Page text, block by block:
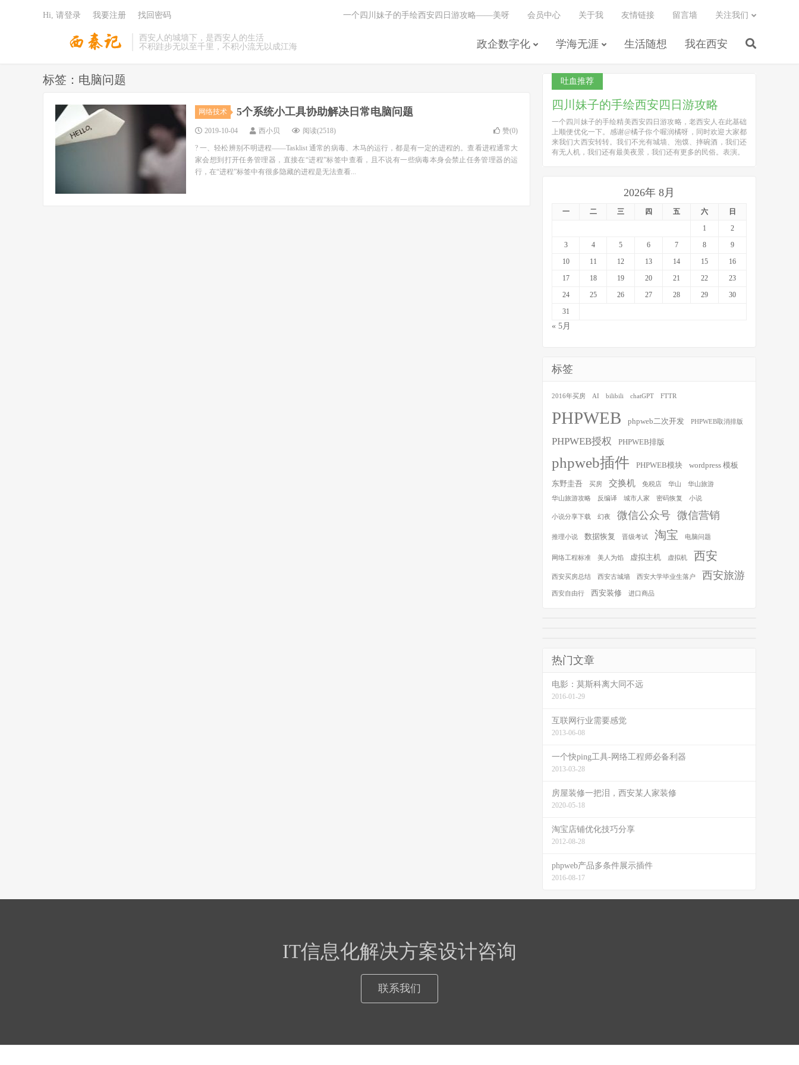
西安人的城墙下，是西安人的生活
不积跬步无以至千里，不积小流无以成江海
政企数字化 学海无涯 生活随想 我在西安
一个四川妹子的手绘西安四日游攻略——美呀 会员中心 关于我 友情链接 留言墙 关注我们
Hi, 请登录 我要注册 找回密码
标签：电脑问题
网络技术 5个系统小工具协助解决日常电脑问题
2019-10-04 西小贝 阅读(2518) 赞(0)
? 一、轻松辨别不明进程——Tasklist 通常的病毒、木马的运行，都是有一定的进程的。查看进程通常大
家会想到打开任务管理器，直接在“进程”标签中查看，且不说有一些病毒本身会禁止任务管理器的运
行，在“进程”标签中有很多隐藏的进程是无法查看...
吐血推荐
四川妹子的手绘西安四日游攻略
一个四川妹子的手绘精美西安四日游攻略，老西安人在此基础
上顺便优化一下。感谢@橘子你个喔润橘呀，同时欢迎大家都
来我们大西安转转。我们不光有城墙、泡馍、摔碗酒，我们还
有无人机，我们还有最美夜景，我们还有更多的民俗。表演。
2026年 8月
一 二 三 四 五 六
日
1
2
3
4 5 6 7 8
9
10
11 12 13 14 15
16
17
18 19 20 21 22
23
24
25 26 27 28 29
30
31
« 5月
标签
2016年买房 AI bilibili chatGPT FTTR
PHPWEB phpweb二次开发 PHPWEB取消排版
PHPWEB授权 PHPWEB排版
phpweb插件 PHPWEB模块 wordpress 模板
东野圭吾 买房 交换机 免税店 华山 华山旅游
华山旅游攻略 反编译 城市人家 密码恢复 小说
小说分享下载 幻夜 微信公众号 微信营销
推理小说 数据恢复 晋级考试 淘宝 电脑问题
网络工程标准 美人为馅 虚拟主机 虚拟机 西安
西安买房总结 西安古城墙 西安大学毕业生落户 西安旅游
西安自由行 西安装修 进口商品
热门文章
电影：莫斯科离大同不远
2016-01-29
互联网行业需要感觉
2013-06-08
一个快ping工具-网络工程师必备利器
2013-03-28
房屋装修一把泪，西安某人家装修
2020-05-18
淘宝店铺优化技巧分享
2012-08-28
phpweb产品多条件展示插件
2016-08-17
IT信息化解决方案设计咨询
联系我们